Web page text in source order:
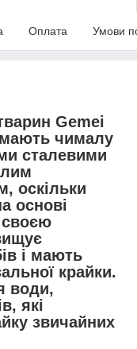
Оплата Умови
Gemei
мають чималу
сталевими
оскільки
основі
своєю
і мають
крайки.
води,
які
звичайних